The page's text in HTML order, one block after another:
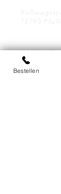
KONTAKT
Bestellen